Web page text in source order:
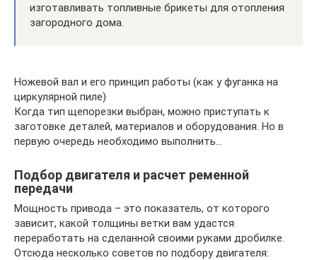
изготавливать топливные брикеты для отопления
загородного дома.
Ножевой вал и его принцип работы (как у фуганка на
циркулярной пиле)
Когда тип щепорезки выбран, можно приступать к
заготовке деталей, материалов и оборудования. Но в
первую очередь необходимо выполнить…
Подбор двигателя и расчет ременной
передачи
Мощность привода – это показатель, от которого
зависит, какой толщины ветки вам удастся
переработать на сделанной своими руками дробилке.
Отсюда несколько советов по подбору двигателя: